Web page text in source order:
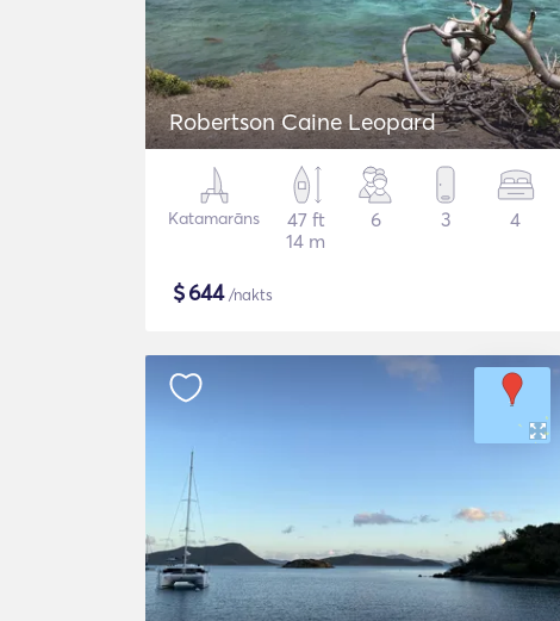
Robertson Caine Leopard
Katamarāns
47 ft
14 m
6 3 4
$644/nakts